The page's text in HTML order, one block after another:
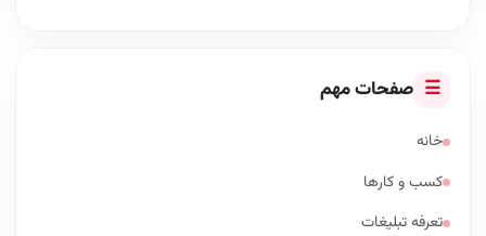
☰ صفحات مهم
خانه
کسب و کارها
تعرفه تبلیغات